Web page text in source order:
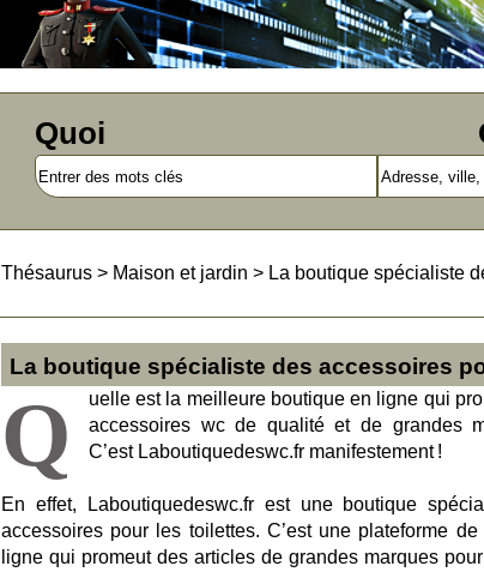
Quoi
Thésaurus > Maison et jardin > La boutique spécialiste
La boutique spécialiste des accessoires
Q
uelle est la meilleure boutique en ligne qui
accessoires wc de qualité et de grandes
C’est Laboutiquedeswc.fr manifestement !
En effet, Laboutiquedeswc.fr est une boutique
accessoires pour les toilettes. C’est une plateforme de
ligne qui promeut des articles de grandes marques